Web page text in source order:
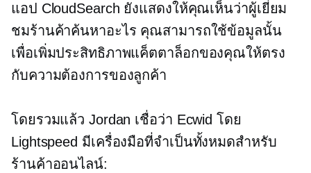
แอป CloudSearch ยังแสดงให้คุณเห็นว่าผู้เยี่ยม
ชมร้านค้าค้นหาอะไร คุณสามารถใช้ข้อมูลนั้น
เพื่อเพิ่มประสิทธิภาพแค็ตตาล็อกของคุณให้ตรง
กับความต้องการของลูกค้า
โดยรวมแล้ว Jordan เชื่อว่า Ecwid โดย
Lightspeed มีเครื่องมือที่จำเป็นทั้งหมดสำหรับ
ร้านค้าออนไลน์: